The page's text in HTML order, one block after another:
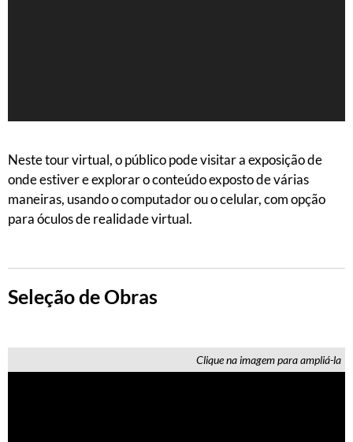
Neste tour virtual, o público pode visitar a exposição de
onde estiver e explorar o conteúdo exposto de várias
maneiras, usando o computador ou o celular, com opção
para óculos de realidade virtual.
Seleção de Obras
Clique na imagem para ampliá-la